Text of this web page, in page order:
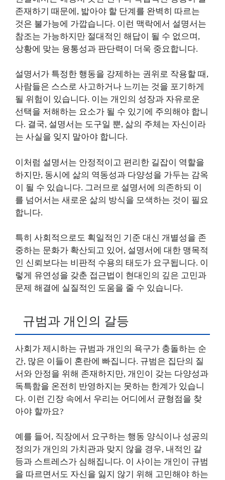
존재하기 때문에, 밟아야 할 단계를 완벽히 따르는
것은 불가능에 가깝습니다. 이런 맥락에서 설명서는
참조는 가능하지만 절대적인 해답이 될 수 없으며,
상황에 맞는 융통성과 판단력이 더욱 중요합니다.
설명서가 특정한 행동을 강제하는 권위로 작용할 때,
사람들은 스스로 사고하거나 느끼는 것을 포기하게
될 위험이 있습니다. 이는 개인의 성장과 자유로운
선택을 저해하는 요소가 될 수 있기에 주의해야 합니
다. 결국, 설명서는 도구일 뿐, 삶의 주체는 자신이라
는 사실을 잊지 말아야 합니다.
이처럼 설명서는 안정적이고 편리한 길잡이 역할을
하지만, 동시에 삶의 역동성과 다양성을 가두는 감옥
이 될 수 있습니다. 그러므로 설명서에 의존하되 이
를 넘어서는 새로운 삶의 방식을 모색하는 것이 필요
합니다.
특히 사회적으로도 획일적인 기준 대신 개별성을 존
중하는 문화가 확산되고 있어, 설명서에 대한 맹목적
인 신뢰보다는 비판적 수용의 태도가 요구됩니다. 이
렇게 유연성을 갖춘 접근법이 현대인의 깊은 고민과
문제 해결에 실질적인 도움을 줄 수 있습니다.
규범과 개인의 갈등
사회가 제시하는 규범과 개인의 욕구가 충돌하는 순
간, 많은 이들이 혼란에 빠집니다. 규범은 집단의 질
서와 안정을 위해 존재하지만, 개인이 갖는 다양성과
독특함을 온전히 반영하지는 못하는 한계가 있습니
다. 이런 긴장 속에서 우리는 어디에서 균형점을 찾
아야 할까요?
예를 들어, 직장에서 요구하는 행동 양식이나 성공의
정의가 개인의 가치관과 맞지 않을 경우, 내적인 갈
등과 스트레스가 심해집니다. 이 사이는 개인이 규범
을 따르면서도 자신을 잃지 않기 위해 고민해야 하는